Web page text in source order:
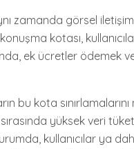
zamanda görsel
kotası,
ek ücretler ödemek
bu kota
yüksek veri
kullanıcılar ya